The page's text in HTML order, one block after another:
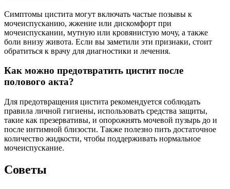
Симптомы цистита могут включать частые позывы к
мочеиспусканию, жжение или дискомфорт при
мочеиспускании, мутную или кровянистую мочу, а также
боли внизу живота. Если вы заметили эти признаки, стоит
обратиться к врачу для диагностики и лечения.
Как можно предотвратить цистит после
полового акта?
Для предотвращения цистита рекомендуется соблюдать
правила личной гигиены, использовать средства защиты,
такие как презервативы, и опорожнять мочевой пузырь до и
после интимной близости. Также полезно пить достаточное
количество жидкости, чтобы поддерживать нормальное
мочеиспускание.
Советы